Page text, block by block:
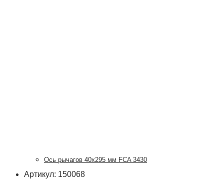
Ось рычагов 40х295 мм FCA 3430
Артикул: 150068